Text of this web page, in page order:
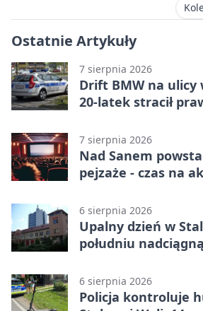
Ostatnie Artykuły
7 sierpnia 2026
Drift BMW na ulicy
20-latek stracił
7 sierpnia 2026
Nad Sanem
pejzaże - czas na
6 sierpnia 2026
Upalny dzień w
południu
6 sierpnia 2026
Policja kontroluje